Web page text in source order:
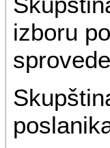
izboru